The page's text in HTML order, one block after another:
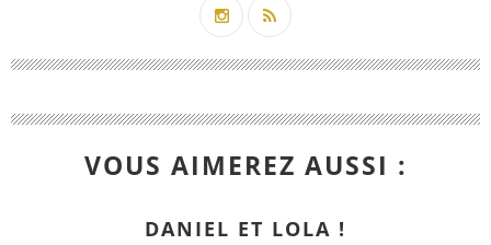
VOUS AIMEREZ AUSSI :
DANIEL ET LOLA !